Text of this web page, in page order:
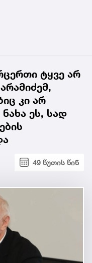
ტყვე არ
კი არ
ეს, სად
49 წუთის წინ